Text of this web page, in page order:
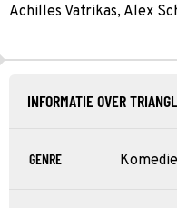
Achilles Vatrikas, Alex
INFORMATIE OVER
GENRE Komedie